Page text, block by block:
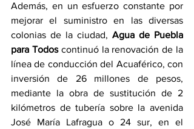
Además, en un esfuerzo constante por
mejorar el suministro en las diversas
colonias de la ciudad, Agua de Puebla
para Todos continuó la renovación de la
línea de conducción del Acuaférico, con
inversión de 26 millones de pesos,
mediante la obra de sustitución de 2
kilómetros de tubería sobre la avenida
José María Lafragua o 24 sur, en el